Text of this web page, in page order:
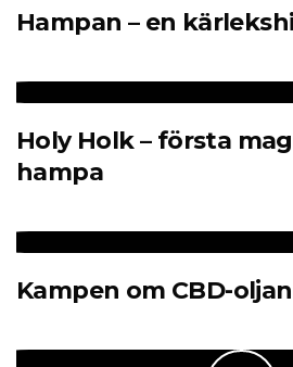
Hampan – en
Holy Holk – första
hampa
Kampen om CBD-oljan